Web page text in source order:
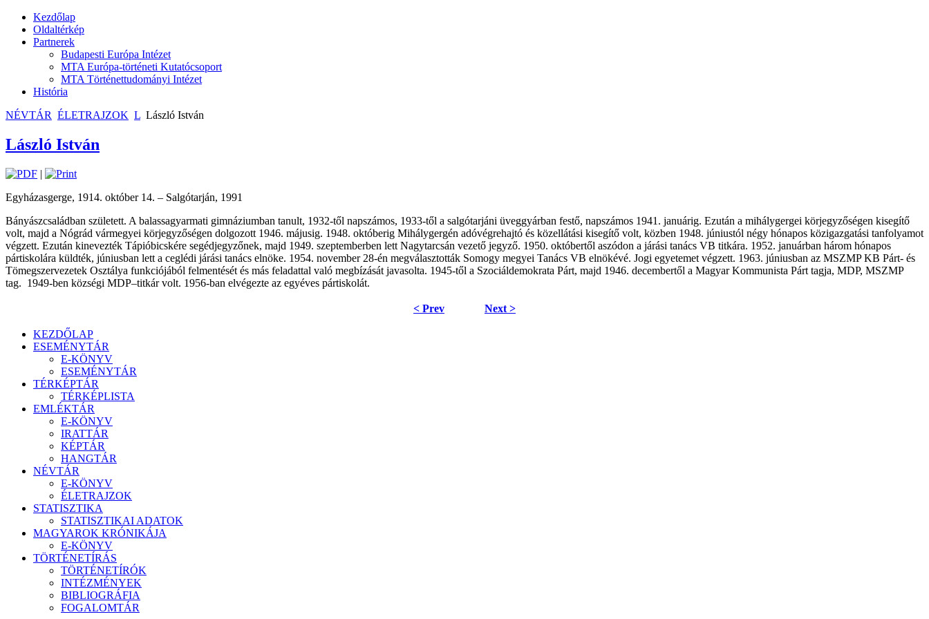
Kezdőlap
Oldaltérkép
Partnerek
Budapesti Európa Intézet
MTA Európa-történeti Kutatócsoport
MTA Történettudományi Intézet
História
NÉVTÁR ÉLETRAJZOK L László István
László István
|
Egyházasgerge, 1914. október 14. – Salgótarján, 1991
Bányászcsaládban született. A balassagyarmati gimnáziumban tanult, 1932-től napszámos, 1933-től a salgótarjáni üveggyárban festő, napszámos 1941. januárig. Ezután a mihálygergei körjegyzőségen kisegítő
volt, majd a Nógrád vármegyei körjegyzőségen dolgozott 1946. májusig. 1948. októberig Mihálygergén adóvégrehajtó és közellátási kisegítő volt, közben 1948. júniustól négy hónapos közigazgatási tanfolyamot
végzett. Ezután kinevezték Tápióbicskére segédjegyzőnek, majd 1949. szeptemberben lett Nagytarcsán vezető jegyző. 1950. októbertől aszódon a járási tanács VB titkára. 1952. januárban három hónapos
pártiskolára küldték, júniusban lett a ceglédi járási tanács elnöke. 1954. november 28-én megválasztották Somogy megyei Tanács VB elnökévé. Jogi egyetemet végzett. 1963. júniusban az MSZMP KB Párt- és
Tömegszervezetek Osztálya funkciójából felmentését és más feladattal való megbízását javasolta. 1945-től a Szociáldemokrata Párt, majd 1946. decembertől a Magyar Kommunista Párt tagja, MDP, MSZMP
tag. 1949-ben községi MDP–titkár volt. 1956-ban elvégezte az egyéves pártiskolát.
< Prev Next >
KEZDŐLAP
ESEMÉNYTÁR
E-KÖNYV
ESEMÉNYTÁR
TÉRKÉPTÁR
TÉRKÉPLISTA
EMLÉKTÁR
E-KÖNYV
IRATTÁR
KÉPTÁR
HANGTÁR
NÉVTÁR
E-KÖNYV
ÉLETRAJZOK
STATISZTIKA
STATISZTIKAI ADATOK
MAGYAROK KRÓNIKÁJA
E-KÖNYV
TÖRTÉNETÍRÁS
TÖRTÉNETÍRÓK
INTÉZMÉNYEK
BIBLIOGRÁFIA
FOGALOMTÁR